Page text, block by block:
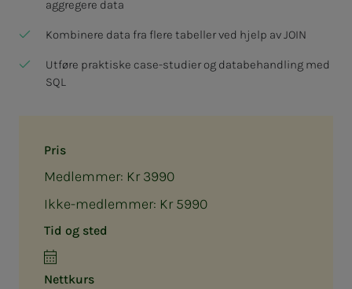
Pris
Medlemmer: Kr 3990
Ikke-medlemmer: Kr 5990
Tid og sted
Nettkurs
aggregere data
Kombinere data fra flere tabeller ved hjelp av JOIN
Utføre praktiske case-studier og databehandling med
SQL